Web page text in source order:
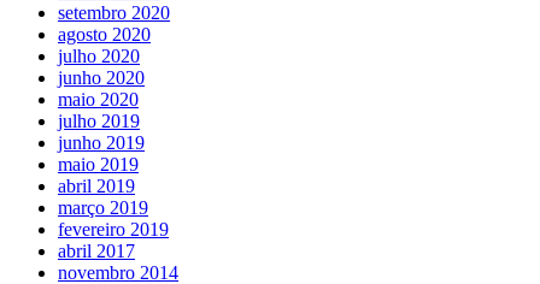
setembro 2020
agosto 2020
julho 2020
junho 2020
maio 2020
julho 2019
junho 2019
maio 2019
abril 2019
março 2019
fevereiro 2019
abril 2017
novembro 2014